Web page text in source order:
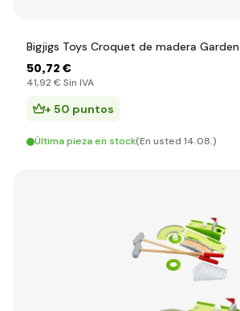
Bigjigs Toys Croquet de madera Garden
50,72 €
41,92 € Sin IVA
+ 50 puntos
Última pieza en stock(En usted 14.08.)